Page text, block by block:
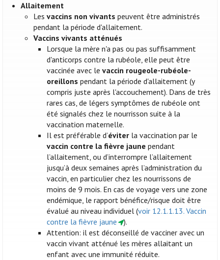
Allaitement
Lesvaccins non vivants peuvent être administrés
pendant la période d'allaitement.
Vaccins vivants atténués
Lorsque la mère n'a pas ou pas suffisamment
d'anticorps contre la rubéole, elle peut être
vaccinée avec le vaccin rougeole-rubéole-
oreillons pendant la période d'allaitement (y
compris juste après l'accouchement). Dans de très
rares cas, de légers symptômes de rubéole ont
été signalés chez le nourrisson suite à la
vaccination maternelle.
Il est préférable d’éviterla vaccination par le
vaccin contre la fièvre jaune pendant
l’allaitement, ou d’interrompre l’allaitement
jusqu’à deux semaines après l’administration du
vaccin, en particulier chez les nourrissons de
moins de 9 mois. En cas de voyage vers une zone
endémique, le rapport bénéfice/risque doit être
évalué au niveau individuel (voir 12.1.1.13. Vaccin
contre la fièvre jaune
).
Attention: il est déconseillé de vacciner avec un
vaccin vivant atténué les mères allaitant un
enfant avec une immunité réduite.